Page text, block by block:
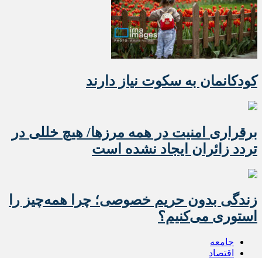
کودکانمان به سکوت نیاز دارند
برقراری امنیت در همه مرزها/ هیچ‌ خللی در
تردد زائران ایجاد نشده است
زندگی بدون حریم خصوصی؛ چرا همه‌چیز را
استوری می‌کنیم؟
جامعه
اقتصاد